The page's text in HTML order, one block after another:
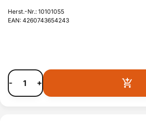
Herst.-Nr.: 10101055
EAN: 4260743654243
- +